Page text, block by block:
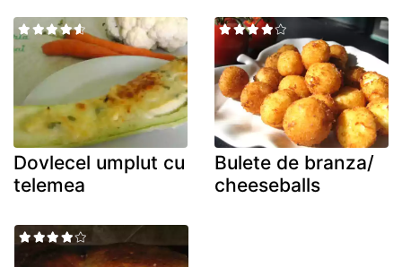
Dovlecel umplut cu
telemea
Bulete de branza/
cheeseballs